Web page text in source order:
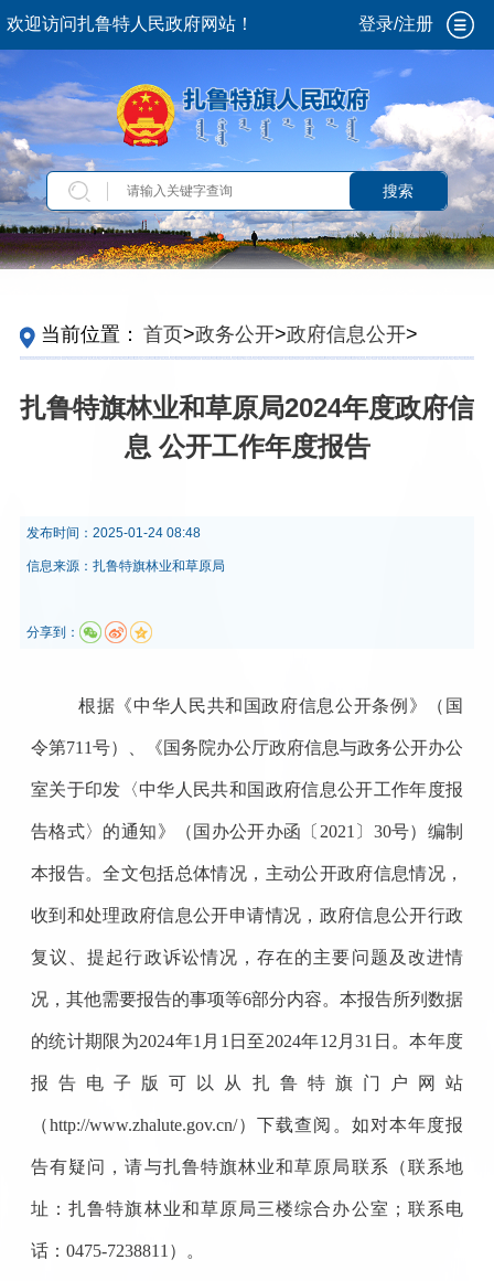
欢迎访问扎鲁特人民政府网站！ 登录/注册
搜索
当前位置： 首页>政务公开>政府信息公开>
府信息公开年报>2024>旗政府委办局
扎鲁特旗林业和草原局2024年度政府信
息 公开工作年度报告
发布时间： 2025-01-24 08:48
信息来源： 扎鲁特旗林业和草原局
分享到：
根据《中华人民共和国政府信息公开条例》 （ 国
令第711号）、 《国务院办公厅政府信息与政务公开办公
室关于印发〈中华人民共和国政府信息公开工作年度报
告格式〉的通知》（国办公开办函〔 2021 〕 30号）编制
本报告。全文包括总体情况，主动公开政府信息情况，
收到和处理政府信息公开申请情况，政府信息公开行政
复议、提起行政诉讼情况，存在的主要问题及改进情
况，其他需要报告的事项等6部分内容。本报告所列数据
的统计期限为2024年1 月 1 日至2024年12 月31 日。本年度
报告电子版可以从扎鲁特旗门户网站
（http://www.zhalute.gov.cn/）下载查阅。如对本年度报
告有疑问，请与扎鲁特旗林业和草原局联系（联系地
址：扎鲁特旗林业和草原局三楼综合办公室；联系电
话： 0475-7238811 ）。